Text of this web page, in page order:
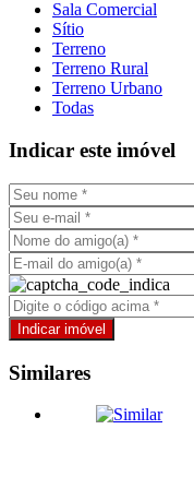
Sala Comercial
Sítio
Terreno
Terreno Rural
Terreno Urbano
Todas
Indicar este imóvel
Similares